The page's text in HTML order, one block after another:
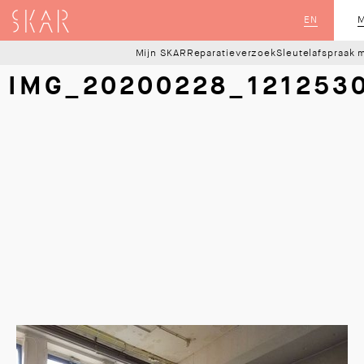
EN
SKAR
Mijn SKAR ReparatieverzoekSleutelafspraak